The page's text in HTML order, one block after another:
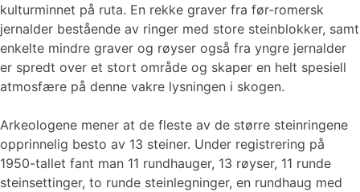
kulturminnet på ruta. En rekke graver fra før-romersk
jernalder bestående av ringer med store steinblokker, samt
enkelte mindre graver og røyser også fra yngre jernalder
er spredt over et stort område og skaper en helt spesiell
atmosfære på denne vakre lysningen i skogen.
Arkeologene mener at de fleste av de større steinringene
opprinnelig besto av 13 steiner. Under registrering på
1950-tallet fant man 11 rundhauger, 13 røyser, 11 runde
steinsettinger, to runde steinlegninger, en rundhaug med